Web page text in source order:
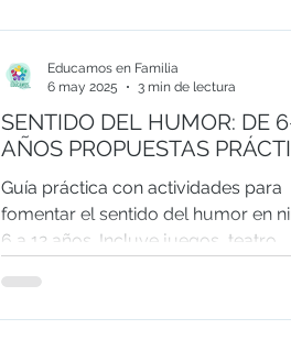
SENTIDO DEL HUMOR: DE
AÑOS PROPUESTAS
Guía práctica con actividades para
fomentar el sentido del humor en
6 a 12 años. Incluye juegos, teatro,
desarrollar un humor sano, creativo
respetuoso que fortalezca la
Educamos en Familia
6 may 2025
3 min de lectura